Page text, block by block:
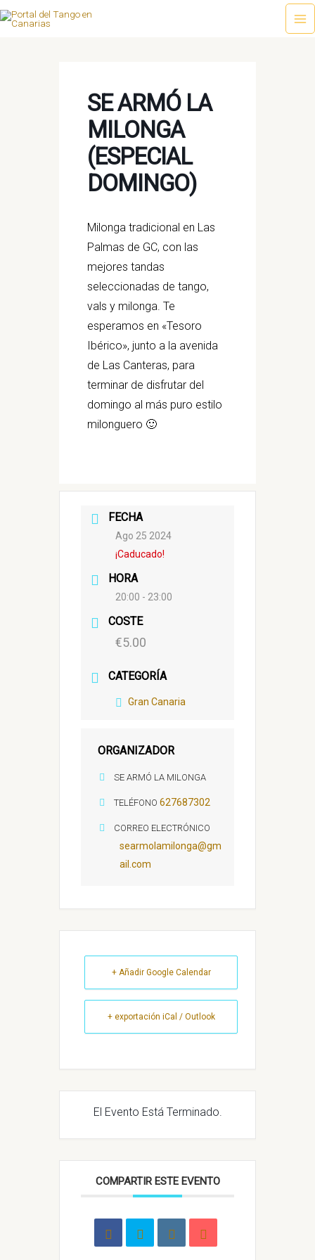
Ir
SE ARMÓ LA
MILONGA
(ESPECIAL
DOMINGO)
Milonga tradicional en Las
Palmas de GC, con las
mejores tandas
seleccionadas de tango,
vals y milonga. Te
esperamos en «Tesoro
Ibérico», junto a la avenida
de Las Canteras, para
terminar de disfrutar del
domingo al más puro estilo
milonguero 🙂
FECHA
Ago 25 2024
¡Caducado!
HORA
20:00 - 23:00
COSTE
€5.00
CATEGORÍA
Gran Canaria
ORGANIZADOR
SE ARMÓ LA MILONGA
TELÉFONO 627687302
CORREO ELECTRÓNICO
searmolamilonga@gm
ail.com
+ Añadir Google Calendar
+ exportación iCal / Outlook
El Evento Está Terminado.
COMPARTIR ESTE EVENTO